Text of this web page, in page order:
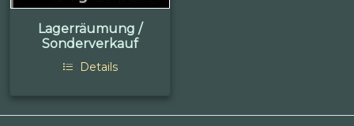
Lagerräumung /
Sonderverkauf
Details